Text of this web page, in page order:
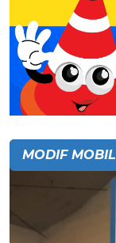
MODIF MOBIL